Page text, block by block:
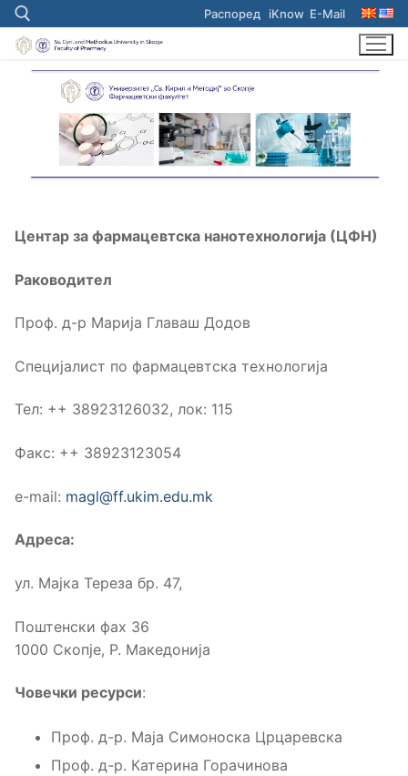
Skip
to
content
Распоред iKnow E-Mail
Центар за фармацевтска нанотехнологија (ЦФН)
Раководител
Проф. д-р Марија Главаш Додов
Специјалист по фармацевтска технологија
Тел: ++ 38923126032, лок: 115
Факс: ++ 38923123054
е-mail: magl@ff.ukim.edu.mk
Адреса:
ул. Мајка Тереза бр. 47,
Поштенски фах 36
1000 Скопје, Р. Македонија
Човечки ресурси:
Проф. д-р. Маја Симоноска Црцаревска
Проф. д-р. Катерина Горачинова